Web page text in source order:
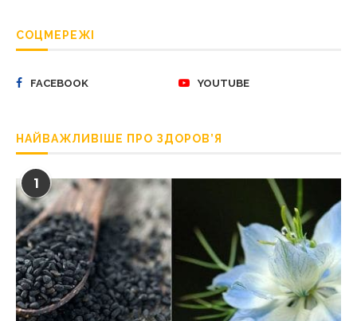
СОЦМЕРЕЖІ
FACEBOOK YOUTUBE
НАЙВАЖЛИВІШЕ ПРО ЗДОРОВ’Я
1